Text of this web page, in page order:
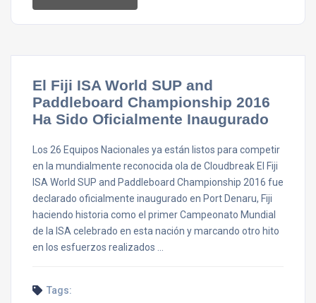
El Fiji ISA World SUP and
Paddleboard Championship 2016
Ha Sido Oficialmente Inaugurado
Los 26 Equipos Nacionales ya están listos para competir
en la mundialmente reconocida ola de Cloudbreak El Fiji
ISA World SUP and Paddleboard Championship 2016 fue
declarado oficialmente inaugurado en Port Denaru, Fiji
haciendo historia como el primer Campeonato Mundial
de la ISA celebrado en esta nación y marcando otro hito
en los esfuerzos realizados …
Tags: